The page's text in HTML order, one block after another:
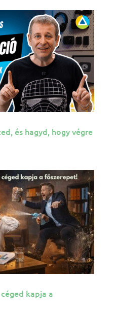
és hagyd, hogy végre
kapja a